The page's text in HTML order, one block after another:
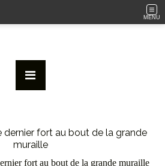
MENU
dernier fort au bout de la grande
muraille